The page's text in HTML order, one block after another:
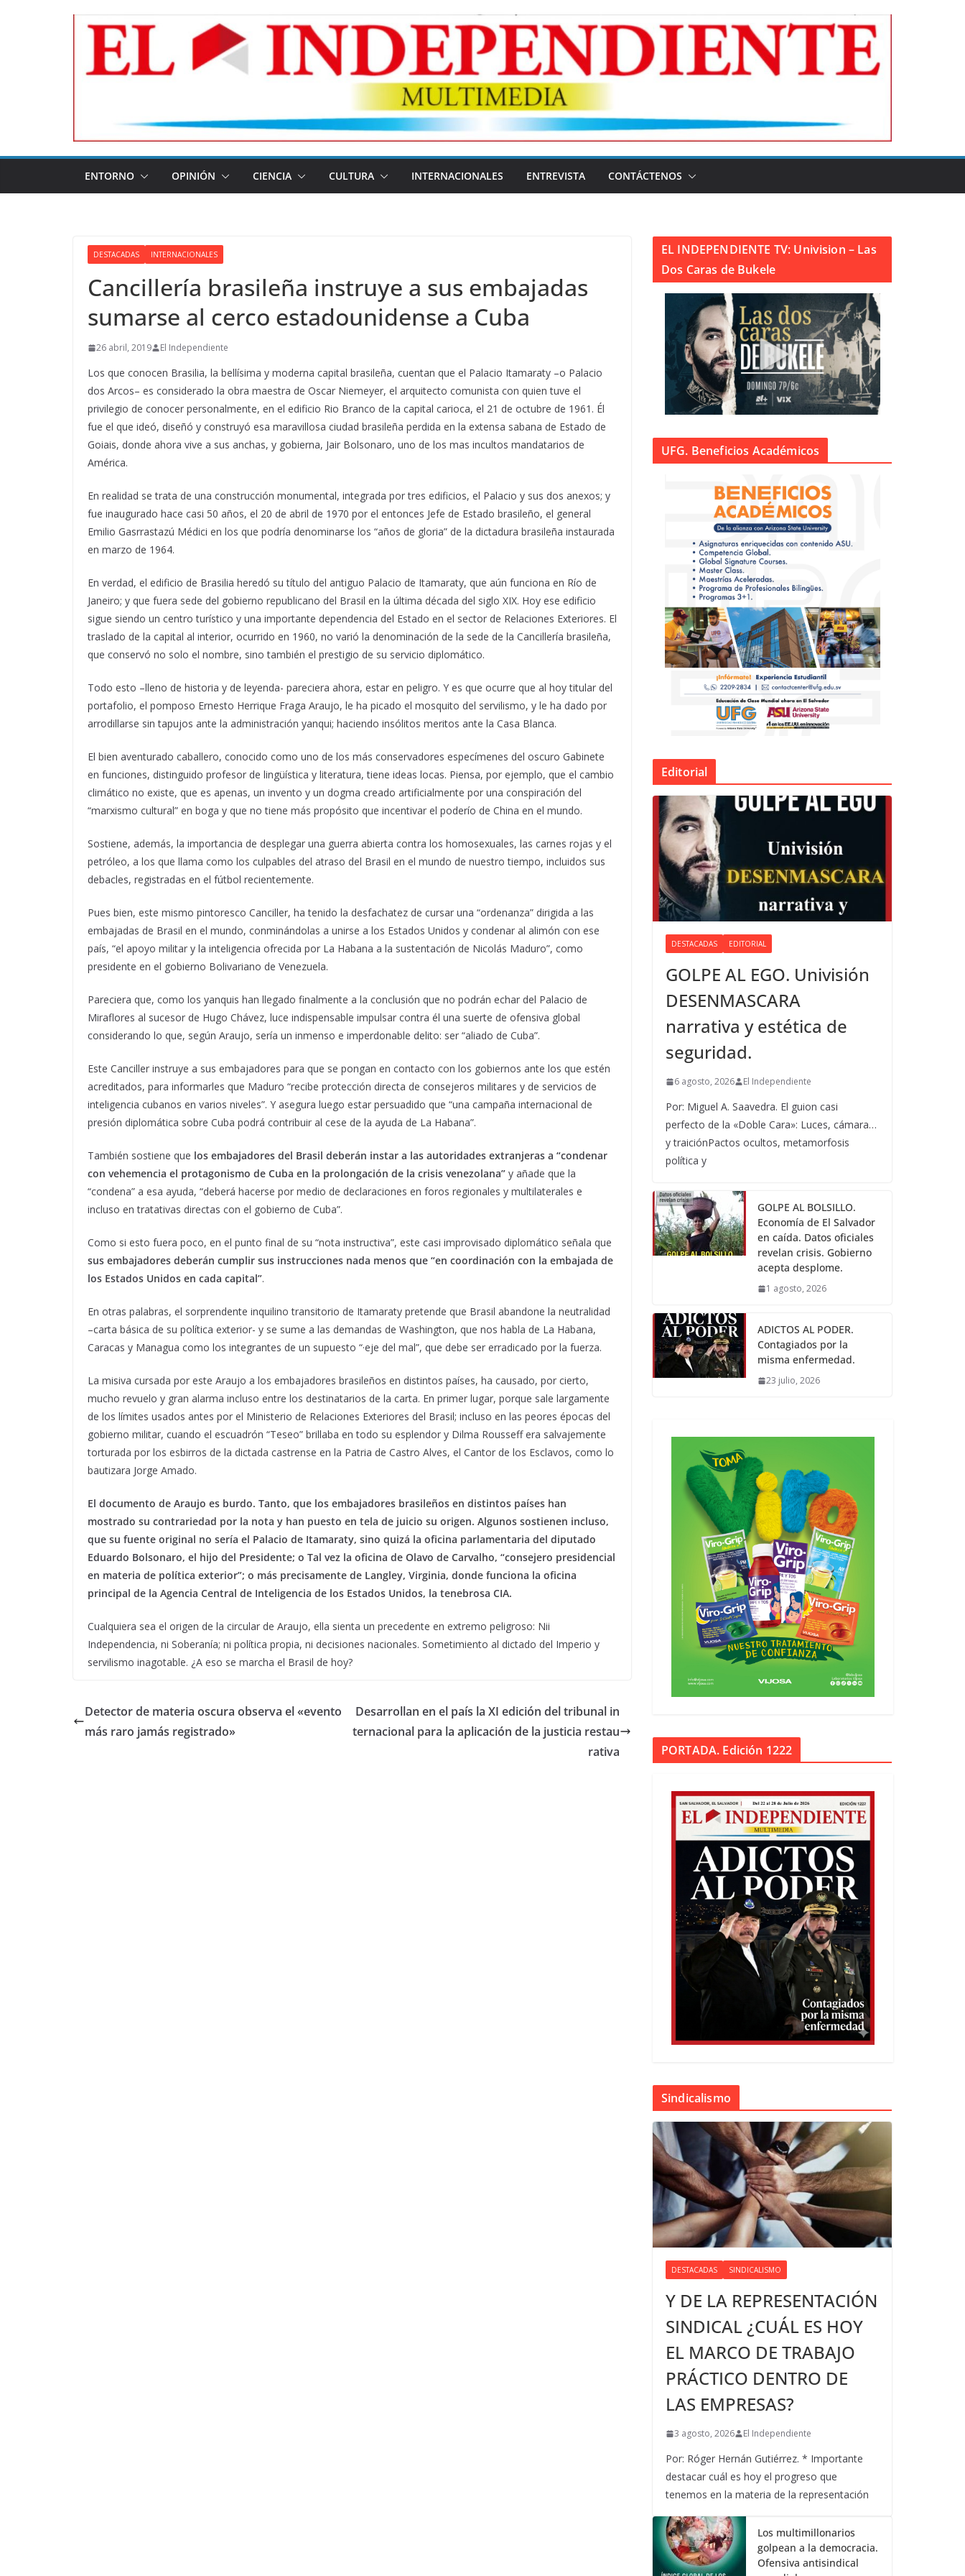
ENTORNO OPINIÓN CIENCIA CULTURA INTERNACIONALES ENTREVISTA CONTÁCTENOS
DESTACADAS INTERNACIONALES
Cancillería brasileña instruye a sus embajadas
sumarse al cerco estadounidense a Cuba
26 abril, 2019 El Independiente
Los que conocen Brasilia, la bellísima y moderna capital brasileña, cuentan que el Palacio Itamaraty –o Palacio
dos Arcos– es considerado la obra maestra de Oscar Niemeyer, el arquitecto comunista con quien tuve el
privilegio de conocer personalmente, en el edificio Rio Branco de la capital carioca, el 21 de octubre de 1961. Él
fue el que ideó, diseñó y construyó esa maravillosa ciudad brasileña perdida en la extensa sabana de Estado de
Goiais, donde ahora vive a sus anchas, y gobierna, Jair Bolsonaro, uno de los mas incultos mandatarios de
América.
En realidad se trata de una construcción monumental, integrada por tres edificios, el Palacio y sus dos anexos; y
fue inaugurado hace casi 50 años, el 20 de abril de 1970 por el entonces Jefe de Estado brasileño, el general
Emilio Gasrrastazú Médici en los que podría denominarse los “años de gloria” de la dictadura brasileña instaurada
en marzo de 1964.
En verdad, el edificio de Brasilia heredó su título del antiguo Palacio de Itamaraty, que aún funciona en Río de
Janeiro; y que fuera sede del gobierno republicano del Brasil en la última década del siglo XIX. Hoy ese edificio
sigue siendo un centro turístico y una importante dependencia del Estado en el sector de Relaciones Exteriores. El
traslado de la capital al interior, ocurrido en 1960, no varió la denominación de la sede de la Cancillería brasileña,
que conservó no solo el nombre, sino también el prestigio de su servicio diplomático.
Todo esto –lleno de historia y de leyenda- pareciera ahora, estar en peligro. Y es que ocurre que al hoy titular del
portafolio, el pomposo Ernesto Herrique Fraga Araujo, le ha picado el mosquito del servilismo, y le ha dado por
arrodillarse sin tapujos ante la administración yanqui; haciendo insólitos meritos ante la Casa Blanca.
El bien aventurado caballero, conocido como uno de los más conservadores especímenes del oscuro Gabinete
en funciones, distinguido profesor de lingüística y literatura, tiene ideas locas. Piensa, por ejemplo, que el cambio
climático no existe, que es apenas, un invento y un dogma creado artificialmente por una conspiración del
“marxismo cultural” en boga y que no tiene más propósito que incentivar el poderío de China en el mundo.
Sostiene, además, la importancia de desplegar una guerra abierta contra los homosexuales, las carnes rojas y el
petróleo, a los que llama como los culpables del atraso del Brasil en el mundo de nuestro tiempo, incluidos sus
debacles, registradas en el fútbol recientemente.
Pues bien, este mismo pintoresco Canciller, ha tenido la desfachatez de cursar una “ordenanza” dirigida a las
embajadas de Brasil en el mundo, conminándolas a unirse a los Estados Unidos y condenar al alimón con ese
país, “el apoyo militar y la inteligencia ofrecida por La Habana a la sustentación de Nicolás Maduro”, como
presidente en el gobierno Bolivariano de Venezuela.
Pareciera que, como los yanquis han llegado finalmente a la conclusión que no podrán echar del Palacio de
Miraflores al sucesor de Hugo Chávez, luce indispensable impulsar contra él una suerte de ofensiva global
considerando lo que, según Araujo, sería un inmenso e imperdonable delito: ser “aliado de Cuba”.
Este Canciller instruye a sus embajadores para que se pongan en contacto con los gobiernos ante los que estén
acreditados, para informarles que Maduro “recibe protección directa de consejeros militares y de servicios de
inteligencia cubanos en varios niveles”. Y asegura luego estar persuadido que “una campaña internacional de
presión diplomática sobre Cuba podrá contribuir al cese de la ayuda de La Habana”.
También sostiene que los embajadores del Brasil deberán instar a las autoridades extranjeras a “condenar
con vehemencia el protagonismo de Cuba en la prolongación de la crisis venezolana” y añade que la
“condena” a esa ayuda, “deberá hacerse por medio de declaraciones en foros regionales y multilaterales e
incluso en tratativas directas con el gobierno de Cuba”.
Como si esto fuera poco, en el punto final de su “nota instructiva”, este casi improvisado diplomático señala que
sus embajadores deberán cumplir sus instrucciones nada menos que “en coordinación con la embajada de
los Estados Unidos en cada capital”.
En otras palabras, el sorprendente inquilino transitorio de Itamaraty pretende que Brasil abandone la neutralidad
–carta básica de su política exterior- y se sume a las demandas de Washington, que nos habla de La Habana,
Caracas y Managua como los integrantes de un supuesto “·eje del mal”, que debe ser erradicado por la fuerza.
La misiva cursada por este Araujo a los embajadores brasileños en distintos países, ha causado, por cierto,
mucho revuelo y gran alarma incluso entre los destinatarios de la carta. En primer lugar, porque sale largamente
de los límites usados antes por el Ministerio de Relaciones Exteriores del Brasil; incluso en las peores épocas del
gobierno militar, cuando el escuadrón “Teseo” brillaba en todo su esplendor y Dilma Rousseff era salvajemente
torturada por los esbirros de la dictada castrense en la Patria de Castro Alves, el Cantor de los Esclavos, como lo
bautizara Jorge Amado.
El documento de Araujo es burdo. Tanto, que los embajadores brasileños en distintos países han
mostrado su contrariedad por la nota y han puesto en tela de juicio su origen. Algunos sostienen incluso,
que su fuente original no sería el Palacio de Itamaraty, sino quizá la oficina parlamentaria del diputado
Eduardo Bolsonaro, el hijo del Presidente; o Tal vez la oficina de Olavo de Carvalho, “consejero presidencial
en materia de política exterior”; o más precisamente de Langley, Virginia, donde funciona la oficina
principal de la Agencia Central de Inteligencia de los Estados Unidos, la tenebrosa CIA.
Cualquiera sea el origen de la circular de Araujo, ella sienta un precedente en extremo peligroso: Nii
Independencia, ni Soberanía; ni política propia, ni decisiones nacionales. Sometimiento al dictado del Imperio y
servilismo inagotable. ¿A eso se marcha el Brasil de hoy?
Detector de materia oscura observa el «evento
más raro jamás registrado»
Desarrollan en el país la XI edición del tribunal in
ternacional para la aplicación de la justicia restau
rativa
EL INDEPENDIENTE TV: Univision – Las
Dos Caras de Bukele
UFG. Beneficios Académicos
Editorial
DESTACADAS EDITORIAL
GOLPE AL EGO. Univisión
DESENMASCARA
narrativa y estética de
seguridad.
6 agosto, 2026 El Independiente
Por: Miguel A. Saavedra. El guion casi
perfecto de la «Doble Cara»: Luces, cámara…
y traiciónPactos ocultos, metamorfosis
política y
GOLPE AL BOLSILLO.
Economía de El Salvador
en caída. Datos oficiales
revelan crisis. Gobierno
acepta desplome.
1 agosto, 2026
ADICTOS AL PODER.
Contagiados por la
misma enfermedad.
23 julio, 2026
PORTADA. Edición 1222
Sindicalismo
DESTACADAS SINDICALISMO
Y DE LA REPRESENTACIÓN
SINDICAL ¿CUÁL ES HOY
EL MARCO DE TRABAJO
PRÁCTICO DENTRO DE
LAS EMPRESAS?
3 agosto, 2026 El Independiente
Por: Róger Hernán Gutiérrez. * Importante
destacar cuál es hoy el progreso que
tenemos en la materia de la representación
Los multimillonarios
golpean a la democracia.
Ofensiva antisindical